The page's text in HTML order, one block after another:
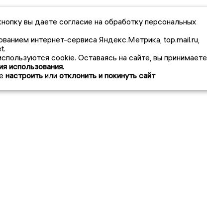
вы даете согласие на обработку персональных
интернет-сервиса Яндекс.Метрика, top.mail.ru,
cookie. Оставаясь на сайте, вы принимаете
использования.
настроить или отклонить и покинуть сайт